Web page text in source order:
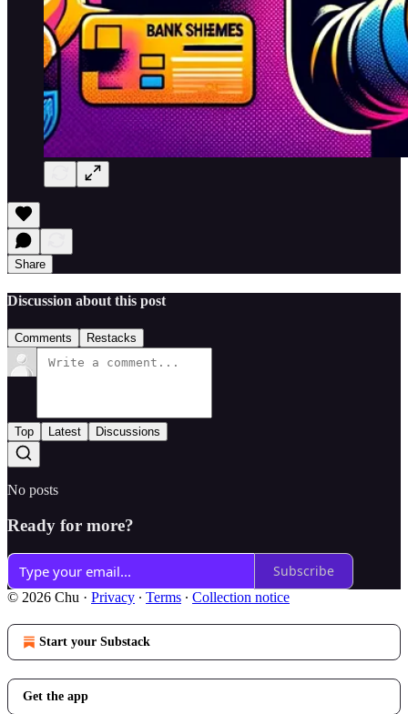
Share
Discussion about this post
Comments Restacks
Top Latest Discussions
No posts
Ready for more?
Subscribe
© 2026 Chu · Privacy ∙ Terms ∙ Collection notice
Start your Substack
Get the app